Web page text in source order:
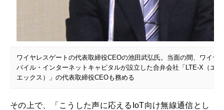
ワイヤレスゲートの代表取締役CEOの池田武弘氏。当面の間、ワイヤ
バイル・インターネットキャピタルが設立した合弁会社「LTE-X（エ
エックス）」の代表取締役CEOも務める
その上で、「こうした声に応えるIoT向け無線通信とし